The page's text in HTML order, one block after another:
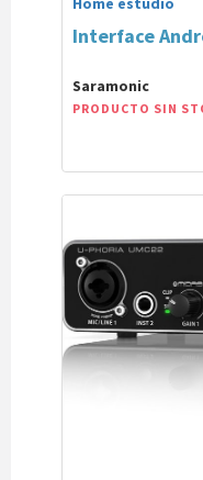
Interface
Saramonic
PRODUCTO SIN